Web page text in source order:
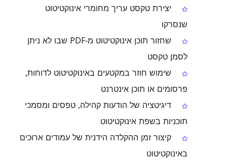
יצירת טקסט עריך מחומרי אינוקטיטוט
שנסרקו
שחזור תוכן אינוקטיטוט מ‑PDF שבו לא ניתן
לסמן טקסט
שימוש חוזר במקטעים באינוקטיטוט לדוחות,
פרסומים או תוכן אינטרנט
דיגיטציה של הודעות קהילה, טפסים ומסמכי
תוכניות בשפת אינוקטיטוט
קיצור זמן ההקלדה הידנית של עמודים ארוכים
באינוקטיטוט